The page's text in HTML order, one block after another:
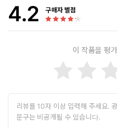
다. 스티븐 코비의 저서 『성공하
사, 1994)의 목차와 마찬가지로 ‘
며 시작하라·소중한 것을 먼저 하
목들로 이루어진 구성은 자기계발
마저 소비 대상으로 전락시키는 자
도구나 수단으로서가 아닌 쾌락 그
들에게 쾌감을 선사한다. 독자들은
를 제대로 확인할 수 있다.
4.2 구매자 별점
이 작품을 평